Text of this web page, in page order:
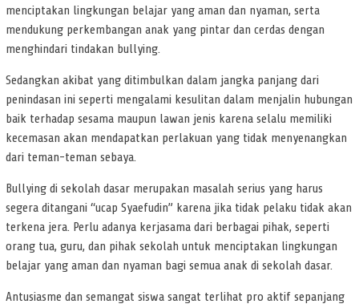
menciptakan lingkungan belajar yang aman dan nyaman, serta
mendukung perkembangan anak yang pintar dan cerdas dengan
menghindari tindakan bullying.
Sedangkan akibat yang ditimbulkan dalam jangka panjang dari
penindasan ini seperti mengalami kesulitan dalam menjalin hubungan
baik terhadap sesama maupun lawan jenis karena selalu memiliki
kecemasan akan mendapatkan perlakuan yang tidak menyenangkan
dari teman-teman sebaya.
Bullying di sekolah dasar merupakan masalah serius yang harus
segera ditangani “ucap Syaefudin” karena jika tidak pelaku tidak akan
terkena jera. Perlu adanya kerjasama dari berbagai pihak, seperti
orang tua, guru, dan pihak sekolah untuk menciptakan lingkungan
belajar yang aman dan nyaman bagi semua anak di sekolah dasar.
Antusiasme dan semangat siswa sangat terlihat pro aktif sepanjang